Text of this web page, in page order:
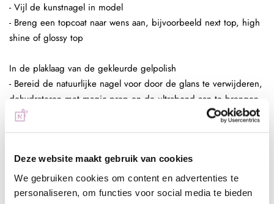
Deze website maakt gebruik van cookies
We gebruiken cookies om content en advertenties te
personaliseren, om functies voor social media te bieden
- Vijl de kunstnagel in model
- Breng een topcoat naar wens aan, bijvoorbeeld next top, high
shine of glossy top
In de plaklaag van de gekleurde gelpolish
- Bereid de natuurlijke nagel voor door de glans te verwijderen,
dehydrateren met magic prep en de ultrabond aan te brengen
- Breng de rubber base, superbond base gel, of Be Jeweled
(telkens uitharden, 30 sec sunlight, 2 min UV)
- Pak met de fluffy brush een kleine hoeveelheid glitters op en
poets deze in de plaklaag van de gelpolish.